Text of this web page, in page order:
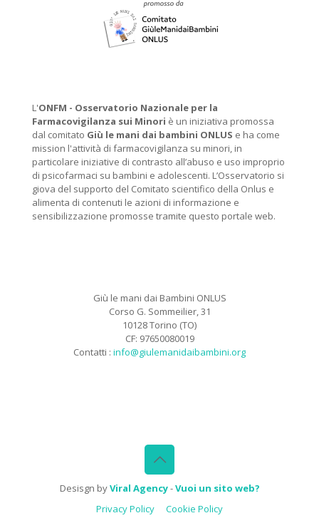
L'ONFM - Osservatorio Nazionale per la
Farmacovigilanza sui Minori è un iniziativa promossa
dal comitato Giù le mani dai bambini ONLUS e ha come
mission l'attività di farmacovigilanza su minori, in
particolare iniziative di contrasto all’abuso e uso improprio
di psicofarmaci su bambini e adolescenti. L’Osservatorio si
giova del supporto del Comitato scientifico della Onlus e
alimenta di contenuti le azioni di informazione e
sensibilizzazione promosse tramite questo portale web.
Giù le mani dai Bambini ONLUS
Corso G. Sommeilier, 31
10128 Torino (TO)
CF: 97650080019
Contatti : info@giulemanidaibambini.org
Desisgn byViral Agency-Vuoi un sito web?
Privacy Policy
Cookie Policy